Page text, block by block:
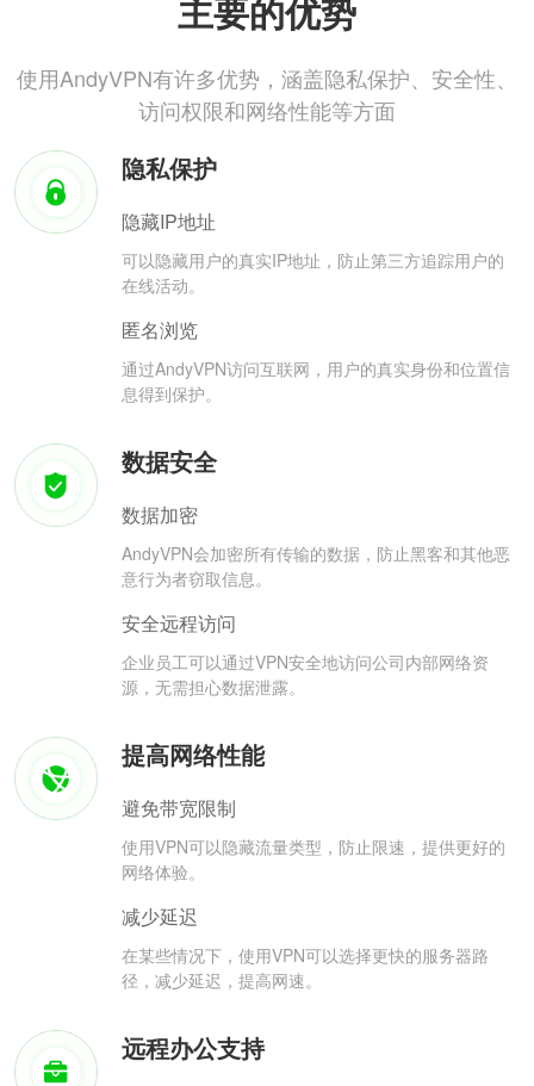
主要的优势
使用AndyVPN有许多优势，涵盖隐私保护、安全性、
访问权限和网络性能等方面
隐私保护
隐藏IP地址
可以隐藏用户的真实IP地址，防止第三方追踪用户的
在线活动。
匿名浏览
通过AndyVPN访问互联网，用户的真实身份和位置信
息得到保护。
数据安全
数据加密
AndyVPN会加密所有传输的数据，防止黑客和其他恶
意行为者窃取信息。
安全远程访问
企业员工可以通过VPN安全地访问公司内部网络资
源，无需担心数据泄露。
提高网络性能
避免带宽限制
使用VPN可以隐藏流量类型，防止限速，提供更好的
网络体验。
减少延迟
在某些情况下，使用VPN可以选择更快的服务器路
径，减少延迟，提高网速。
远程办公支持